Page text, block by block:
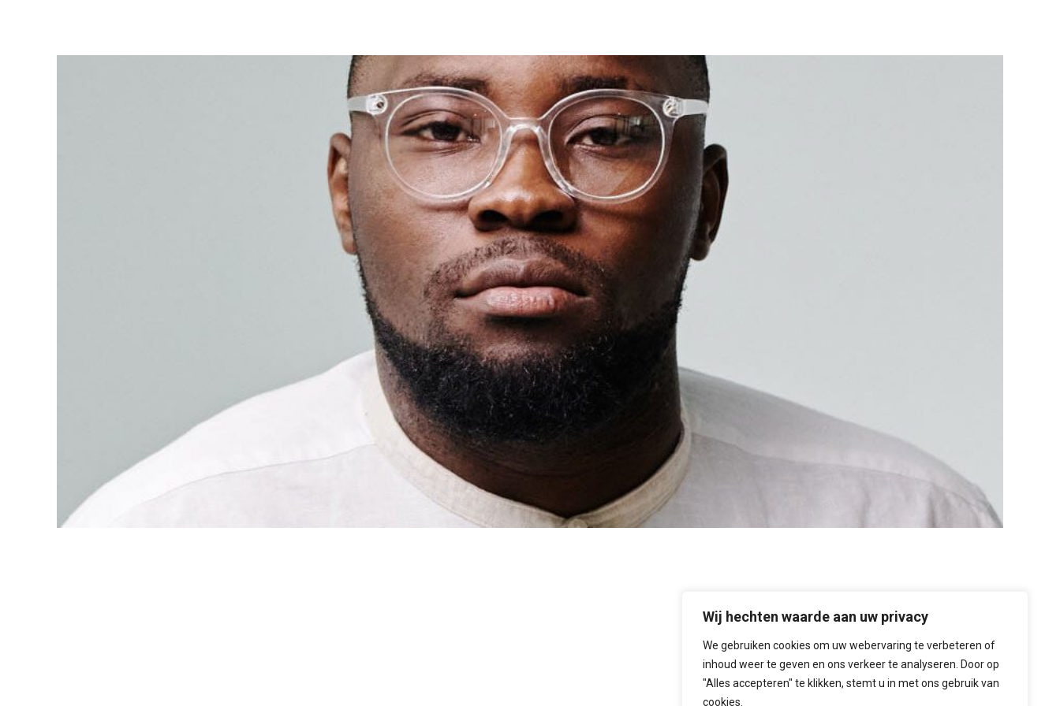
Wij hechten waarde aan uw privacy
We gebruiken cookies om uw webervaring te verbeteren of
inhoud weer te geven en ons verkeer te analyseren. Door op
"Alles accepteren" te klikken, stemt u in met ons gebruik van
cookies.